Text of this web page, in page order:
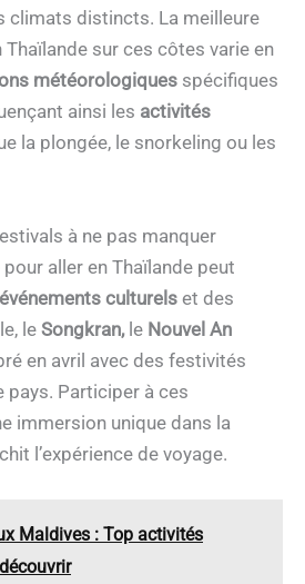
climats distincts. La meilleure
sur ces côtes varie en
météorologiques spécifiques
ainsi les activités
la plongée, le snorkeling ou les
à ne pas manquer
aller en Thaïlande peut
événements culturels et des
leSongkran,le Nouvel An
en avril avec des festivités
pays. Participer à ces
immersion unique dans la
l’expérience de voyage.
Maldives : Top activités